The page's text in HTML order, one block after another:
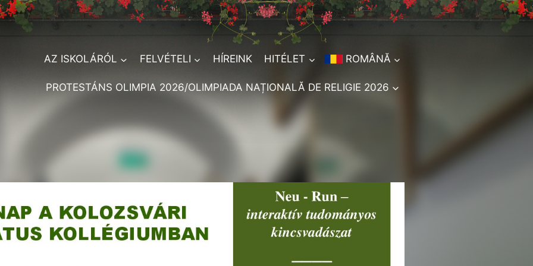
AZ ISKOLÁRÓL
FELVÉTELI HÍREINK HITÉLET ROMÂNĂ
PROTESTÁNS OLIMPIA 2026/OLIMPIADA NAȚIONALĂ DE RELIGIE 2026